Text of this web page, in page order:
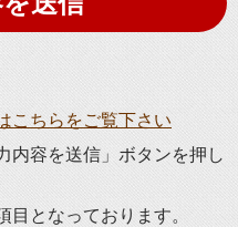
こちらをご覧下さい
内容を送信」ボタンを押し
となっております。